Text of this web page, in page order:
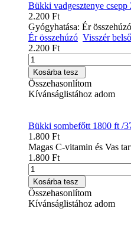
Bükki vadgesztenye csepp
2.200 Ft
Gyógyhatása: Ér
Ér összehúzó Visszér
2.200 Ft
Kosárba tesz
Összehasonlítom
Kívánságlistához adom
Bükki sombefőtt 1800 ft /
1.800 Ft
Magas C-vitamin és Vas
1.800 Ft
Kosárba tesz
Összehasonlítom
Kívánságlistához adom